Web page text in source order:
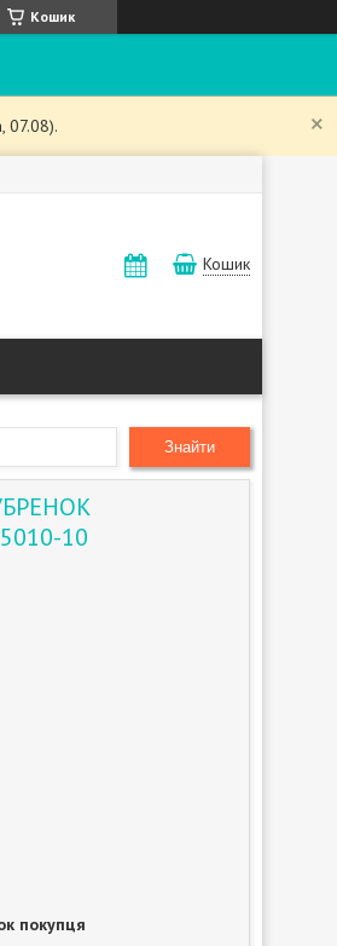
Кошик
07.08).
Кошик
Знайти
10
покупця